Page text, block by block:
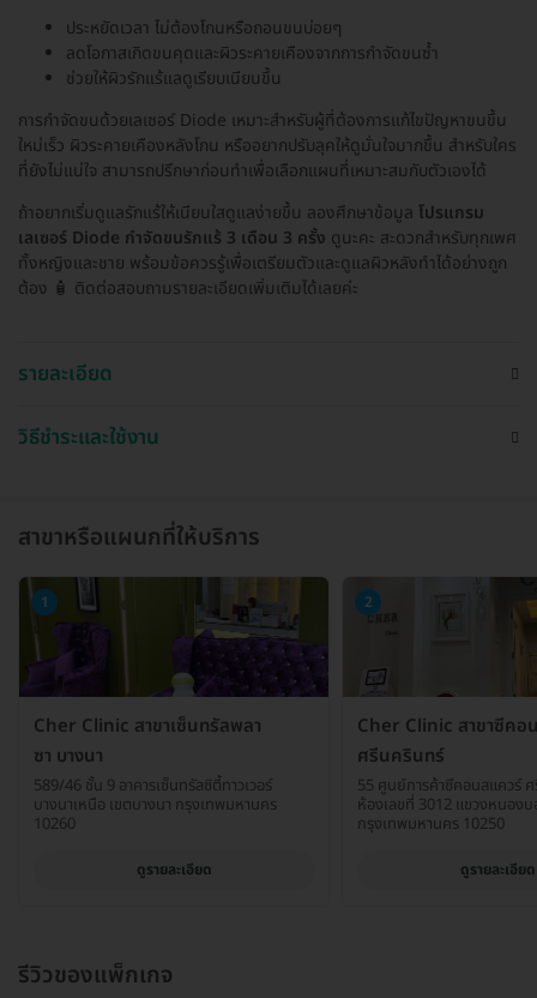
ประหยัดเวลา ไม่ต้องโกนหรือถอนขนบ่อยๆ
ลดโอกาสเกิดขนคุดและผิวระคายเคืองจากการกำจัดขนซ้ำ
ช่วยให้ผิวรักแร้แลดูเรียบเนียนขึ้น
การกำจัดขนด้วยเลเซอร์ Diode เหมาะสำหรับผู้ที่ต้องการแก้ไขปัญหาขนขึ้น
ใหม่เร็ว ผิวระคายเคืองหลังโกน หรืออยากปรับลุคให้ดูมั่นใจมากขึ้น สำหรับใคร
ที่ยังไม่แน่ใจ สามารถปรึกษาก่อนทำเพื่อเลือกแผนที่เหมาะสมกับตัวเองได้
ถ้าอยากเริ่มดูแลรักแร้ให้เนียนใสดูแลง่ายขึ้น ลองศึกษาข้อมูล โปรแกรม
เลเซอร์ Diode กำจัดขนรักแร้ 3 เดือน 3 ครั้ง ดูนะคะ สะดวกสำหรับทุกเพศ
ทั้งหญิงและชาย พร้อมข้อควรรู้เพื่อเตรียมตัวและดูแลผิวหลังทำได้อย่างถูก
ต้อง 🧴 ติดต่อสอบถามรายละเอียดเพิ่มเติมได้เลยค่ะ
รายละเอียด
วิธีชำระและใช้งาน
สาขาหรือแผนกที่ให้บริการ
1
Cher Clinic สาขาเซ็นทรัลพลา
ซา บางนา
589/46 ชั้น 9 อาคารเซ็นทรัลซิตี้ทาวเวอร์
บางนาเหนือ เขตบางนา กรุงเทพมหานคร
10260
ดูรายละเอียด
2
Cher Clinic สาขาซีคอ
ศรีนครินทร์
55 ศูนย์การค้าซีคอนสแควร์
ห้องเลขที่ 3012 แขวงหนองบ
กรุงเทพมหานคร 10250
ดูรายละเอียด
รีวิวของแพ็กเกจ